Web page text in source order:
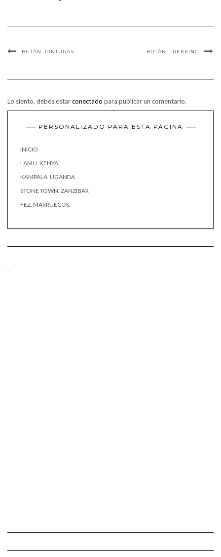
BUTÁN. PINTURAS BUTÁN. TREKKING
Lo siento, debes estarconectado para publicar un comentario.
PERSONALIZADO PARA ESTA PÁGINA
INICIO
LAMU. KENYA
KAMPALA. UGANDA
STONE TOWN. ZANZIBAR
FEZ. MARRUECOS.
.